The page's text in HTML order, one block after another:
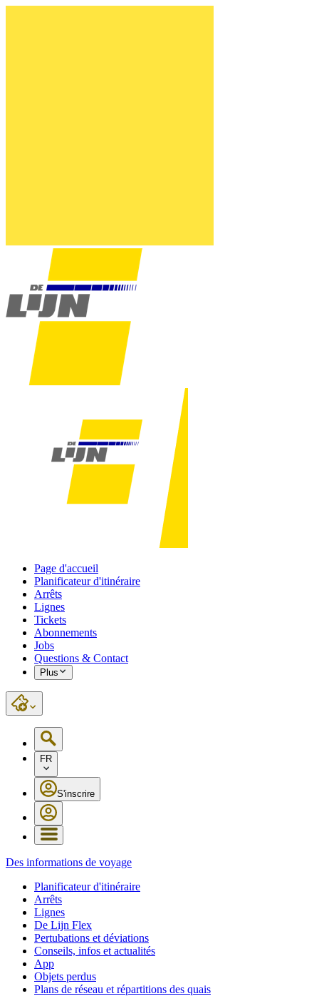
Page d'accueil
Planificateur d'itinéraire
Arrêts
Lignes
Tickets
Abonnements
Jobs
Questions & Contact
Plus
FR
S'inscrire
Des informations de voyage
Planificateur d'itinéraire
Arrêts
Lignes
De Lijn Flex
Pertubations et déviations
Conseils, infos et actualités
App
Objets perdus
Plans de réseau et répartitions des quais